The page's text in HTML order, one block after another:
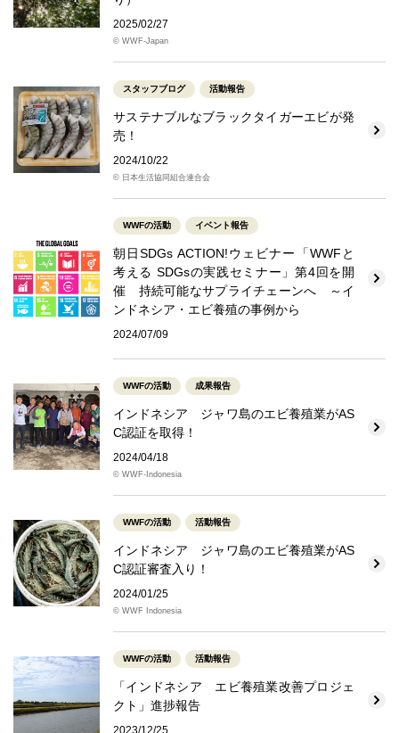
2025/02/27
© WWF-Japan
スタッフブログ 活動報告
サステナブルなブラックタイガーエビが発
売！
2024/10/22
© 日本生活協同組合連合会
WWFの活動 イベント報告
朝日SDGs ACTION!ウェビナー「WWFと
考える SDGsの実践セミナー」第4回を開
催 持続可能なサプライチェーンへ ～イ
ンドネシア・エビ養殖の事例から
2024/07/09
WWFの活動 成果報告
インドネシア ジャワ島のエビ養殖業がAS
C認証を取得！
2024/04/18
© WWF-Indonesia
WWFの活動 活動報告
インドネシア ジャワ島のエビ養殖業がAS
C認証審査入り！
2024/01/25
© WWF Indonesia
WWFの活動 活動報告
「インドネシア エビ養殖業改善プロジェ
クト」進捗報告
2023/12/25